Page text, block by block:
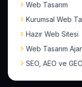
Web Tasarım
Kurumsal Web
Hazır Web Sitesi
Web Tasarım
SEO, AEO ve